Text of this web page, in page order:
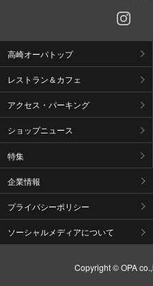
高崎オーパトップ
レストラン＆カフェ
アクセス・パーキング
ショップニュース
特集
企業情報
プライバシーポリシー
ソーシャルメディアについて
Copyright © OPA